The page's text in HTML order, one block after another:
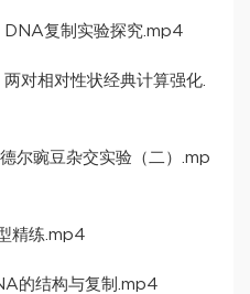
复制实验探究.mp4
对相对性状经典计算强化.
尔豌豆杂交实验（二）.mp
精练.mp4
的结构与复制.mp4